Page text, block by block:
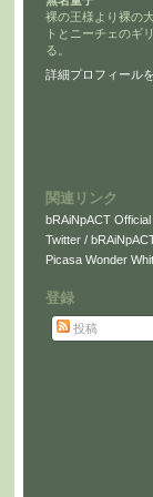
裸の王様より裸の
トとニーチェのギ
る。
詳細プロフィール
関連リンク
bRAiNpACT Official
Twitter /
Picasa Wonder
登録
投稿